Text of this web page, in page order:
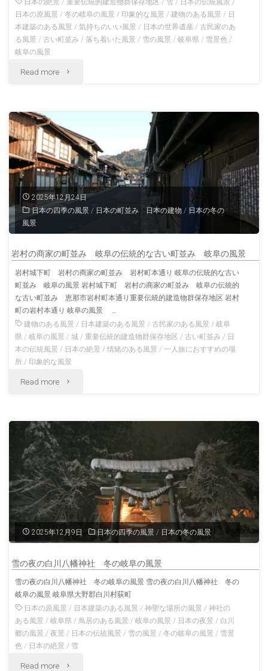
の
風
日本の絶景 /重要伝統的建造物群保存地区 / 雪 / 日本の伝統風景 /
日本の原風景 /冬の岐阜の風景 / 印象的な風景 /建物のある風景 / 日
本建築のある風景 /気持ちのいい風景 / 日本の世界遺産 /古民家のあ
る風景 /古い町並み /落ち着いた風景 / 雪の風景 /岐阜県 / 雪景色 /
岐阜の風景
Read more "大
日
の
川
冬
の
岐
阜
の
風
2025年12月24日
日本の四季の風景 / 日本の町並み 日本の建物 / 日本の冬の
風景
岩村の商家の町並み 岐阜の伝統的な古い町並み 岐阜の風景
岩村城下町 岩村の商家の町並み 岩村町本通り 岐阜の伝統的な古い
町並み 岐阜の風景 岩村城下町 岩村の商家の町並み 岐阜の伝統的
な古い町並み 恵那市岩村町本通り重要伝統的建造物群保存地区 岩村
町の岩村本通り 岐阜の風景 …
建物のある風景 / 日本建築のある風景 /古民家のある風景 /岐阜
県 /岐阜の風景 /城 /重要伝統的建造物群保存地区 /古い町並み / 日
本の伝統風景 / 日本の絶景 /情緒のある風景 /一人旅におすすめの場
所 / 印象的な風景
Read more "岩
の
商
家
の
町
み
岐
阜
の
伝
2025年12月9日 日本の四季の風景 / 日本の冬の風景
雪の夜の白川八幡神社 冬の岐阜の風景
雪の夜の白川八幡神社 冬の岐阜の風景 雪の夜の白川八幡神社 冬の
岐阜の風景 岐阜県大野郡白川村荻町
日本の原風景 / 日本建築のある風景 /神聖な場所の風景 /神社の
ある風景 /岐阜県 /鳥居のある風景 /岐阜の風景 / 日本の夜景 / 白川
郷の風景 /夜景 / 日本の伝統風景 / 雪の風景 /冬の岐阜の風景 / 雪景
色 / 日本の絶景 / 雪
Read more "雪